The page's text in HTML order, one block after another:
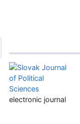
electronic journal